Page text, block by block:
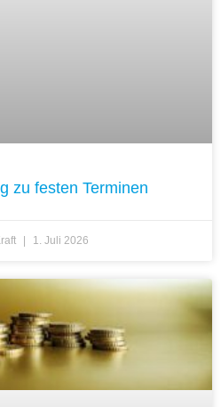
zu festen Terminen
1. Juli 2026